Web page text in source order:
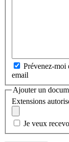
Prévenez-moi
email
Ajouter un
Extensions
Je veux